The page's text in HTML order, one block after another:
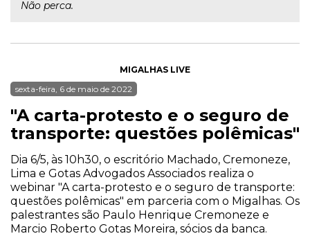
Não perca.
MIGALHAS LIVE
sexta-feira, 6 de maio de 2022
"A carta-protesto e o seguro de
transporte: questões polêmicas"
Dia 6/5, às 10h30, o escritório Machado, Cremoneze,
Lima e Gotas Advogados Associados realiza o
webinar "A carta-protesto e o seguro de transporte:
questões polêmicas" em parceria com o Migalhas. Os
palestrantes são Paulo Henrique Cremoneze e
Marcio Roberto Gotas Moreira, sócios da banca.